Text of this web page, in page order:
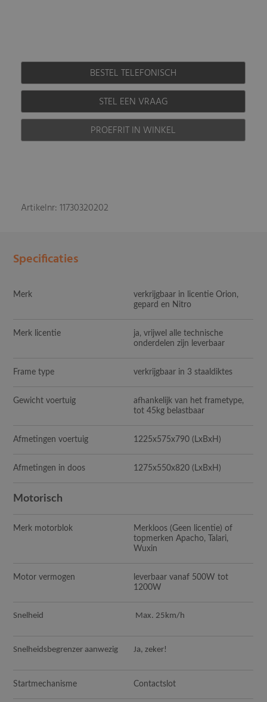
BESTEL TELEFONISCH
STEL EEN VRAAG
PROEFRIT IN WINKEL
Artikelnr: 11730320202
Specificaties
Merk
verkrijgbaar in licentie Orion,
gepard en Nitro
Merk licentie
ja, vrijwel alle technische
onderdelen zijn leverbaar
Frame type verkrijgbaar in 3 staaldiktes
Gewicht voertuig
afhankelijk van het frametype,
tot 45kg belastbaar
Afmetingen voertuig 1225x575x790 (LxBxH)
Afmetingen in doos 1275x550x820 (LxBxH)
Motorisch
Merk motorblok
Merkloos (Geen licentie) of
topmerken Apacho, Talari,
Wuxin
Motor vermogen
leverbaar vanaf 500W tot
1200W
Snelheid Max. 25km/h
Snelheidsbegrenzer aanwezig Ja, zeker!
Startmechanisme Contactslot